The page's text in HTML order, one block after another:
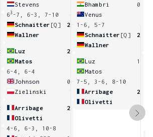
Stevens
63 -7, 6-3, 7-10
Schnaitter [Q]
2
Wallner
Luz
2
Matos
6-4, 6-4
Johnson
0
Zielinski
Arribage
2
Olivetti
4-6, 6-3, 10-8
Bhambri
0
Venus
1-6, 5-7
Schnaitter [Q]
2
Wallner
Luz
1
Matos
7-5, 3-6, 8-10
Arribage
2
Olivetti